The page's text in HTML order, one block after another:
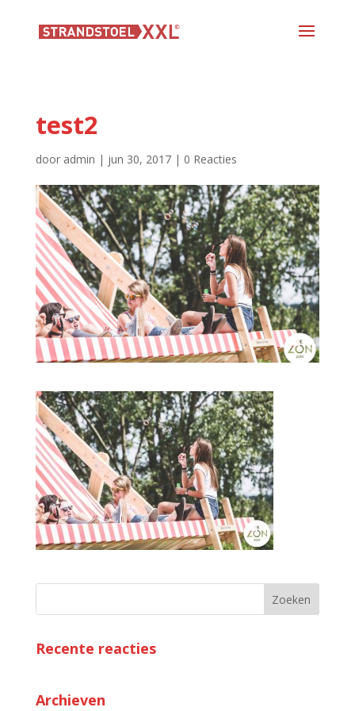
test2
door admin | jun 30, 2017| 0 Reacties
Recente reacties
Archieven